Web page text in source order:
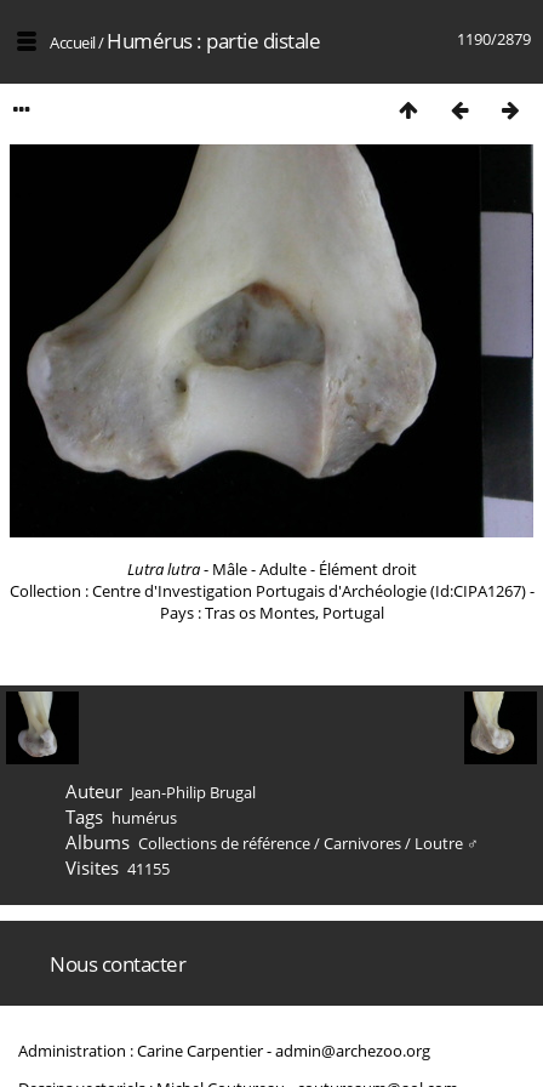
1190/2879
Accueil/Humérus : partie distale
Lutra lutra- Mâle - Adulte - Élément droit
Collection : Centre d'Investigation Portugais d'Archéologie (Id:CIPA1267) -
Pays : Tras os Montes, Portugal
Auteur Jean-Philip Brugal
Tags humérus
Albums Collections de référence/Carnivores/ Loutre ♂
Visites 41155
Nous contacter
Administration : Carine Carpentier -admin@archezoo.org